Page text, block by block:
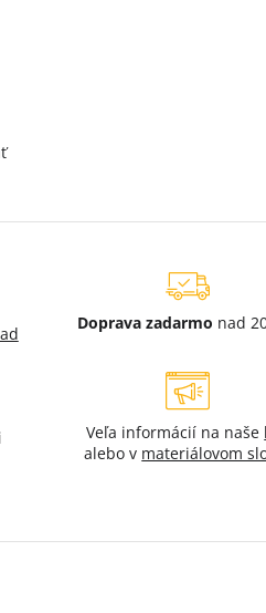
Doprava zadarmo nad
Veľa informácií na naše
alebo v materiálovom